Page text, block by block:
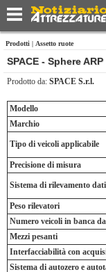
Prodotti | Assetto ruote
SPACE - Sphere ARP
Prodotto da: SPACE S.r.l.
Modello
Marchio
Tipo di veicoli applicabile
Precisione di misura
Sistema di rilevamento dati
Peso rilevatori
Numero veicoli in banca
Mezzi pesanti
Interfacciabilità con
Sistema di autozero e